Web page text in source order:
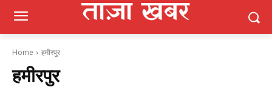
Home हमीरपुर
हमीरपुर